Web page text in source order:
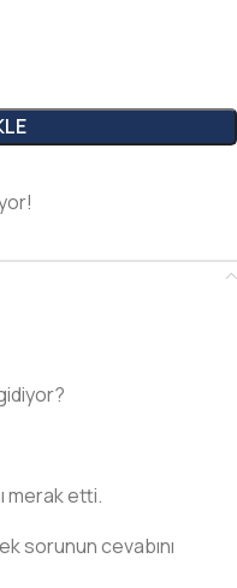
merak etti.
sorunun cevabını